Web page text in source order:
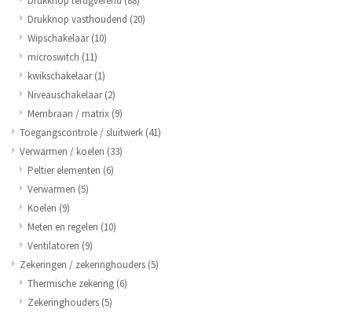
Drukknop vasthoudend (20)
Wipschakelaar(10)
microswitch (11)
kwikschakelaar(1)
Niveauschakelaar(2)
Membraan / matrix (9)
Toegangscontrole / sluitwerk (41)
Verwarmen / koelen (33)
Peltier elementen (6)
Verwarmen (5)
Koelen (9)
Meten en regelen (10)
Ventilatoren (9)
Zekeringen / zekeringhouders (5)
Thermische zekering (6)
Zekeringhouders (5)